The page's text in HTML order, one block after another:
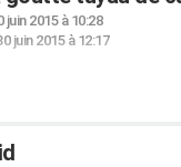
juin 2015 à 10:28
juin 2015 à 12:17